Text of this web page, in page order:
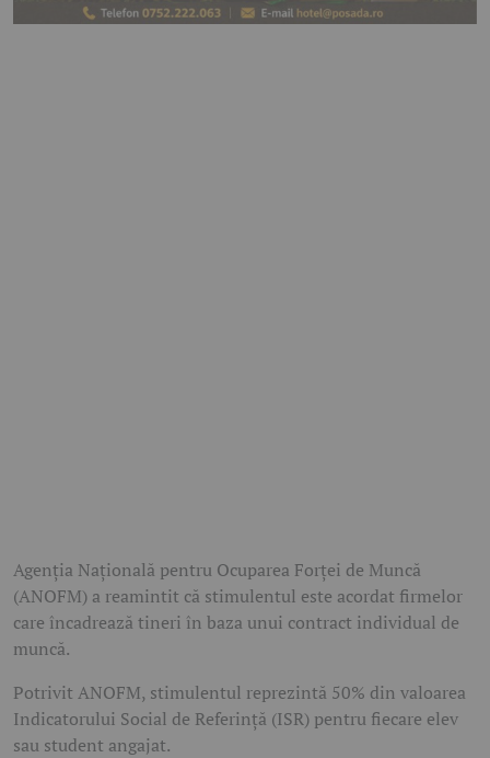
Agenția Națională pentru Ocuparea Forței de Muncă
(ANOFM) a reamintit că stimulentul este acordat firmelor
care încadrează tineri în baza unui contract individual de
muncă.
Potrivit ANOFM, stimulentul reprezintă 50% din valoarea
Indicatorului Social de Referință (ISR) pentru fiecare elev
sau student angajat.